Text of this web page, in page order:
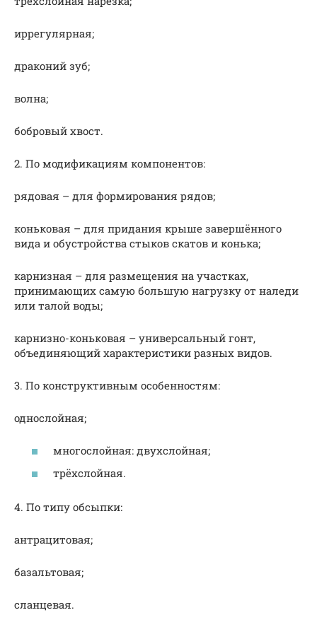
иррегулярная;
драконий зуб;
волна;
бобровый хвост.
2. По модификациям компонентов:
рядовая – для формирования рядов;
коньковая – для придания крыше завершённого
вида и обустройства стыков скатов и конька;
карнизная – для размещения на участках,
принимающих самую большую нагрузку от наледи
или талой воды;
карнизно-коньковая – универсальный гонт,
объединяющий характеристики разных видов.
3. По конструктивным особенностям:
однослойная;
многослойная: двухслойная;
трёхслойная.
4. По типу обсыпки:
антрацитовая;
базальтовая;
сланцевая.